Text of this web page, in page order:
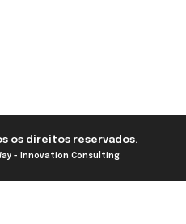
os direitos reservados.
- Innovation Consulting